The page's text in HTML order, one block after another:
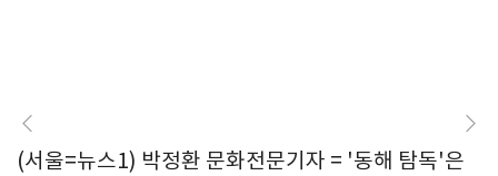
(서울=뉴스1) 박정환 문화전문기자 = '동해 탐독'은